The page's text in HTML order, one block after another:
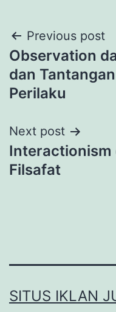
Post
navigation
Previous post
Observation
dan
Perilaku
Next post
Interactionism
Filsafat
SITUS IKLAN